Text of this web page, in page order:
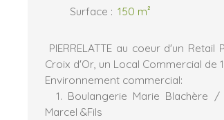
Surface : 150 m²
PIERRELATTE au coeur d'un
Croix d'Or, un Local Commercial de
Environnement commercial:
Boulangerie Marie
Marcel &Fils